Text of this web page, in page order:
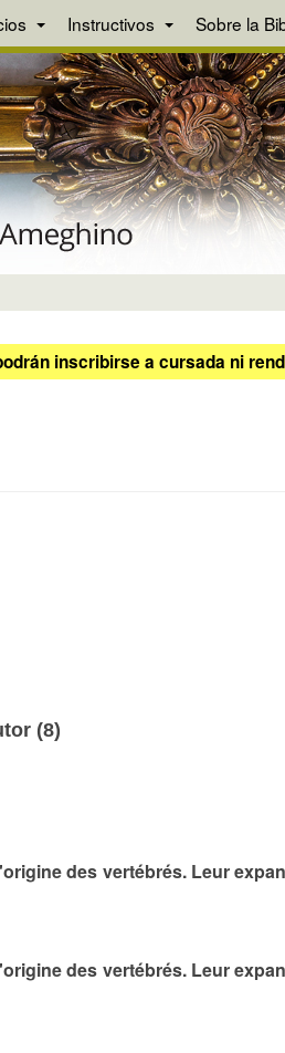
Instructivos Sobre la
inscribirse a cursada ni
(8)
des vertébrés. Leur
des vertébrés. Leur